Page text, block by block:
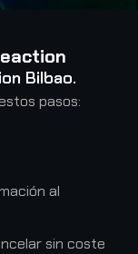
Bilbao.
pasos:
al
sin coste